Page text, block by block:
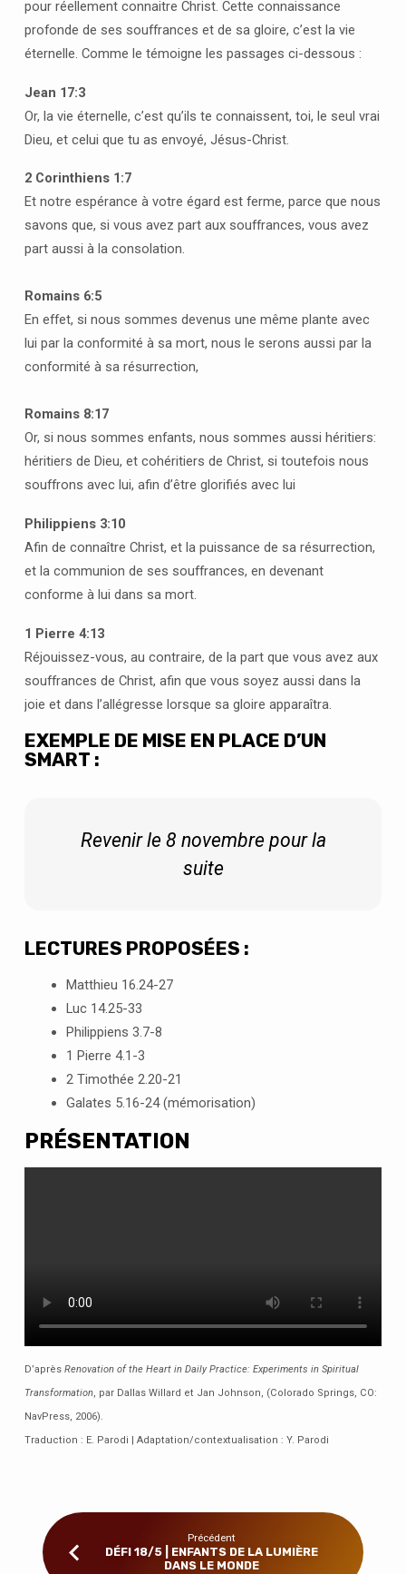
pour réellement connaitre Christ. Cette connaissance
profonde de ses souffrances et de sa gloire, c’est la vie
éternelle. Comme le témoigne les passages ci-dessous :
Jean 17:3
Or, la vie éternelle, c’est qu’ils te connaissent, toi, le seul vrai
Dieu, et celui que tu as envoyé, Jésus-Christ.
2 Corinthiens 1:7
Et notre espérance à votre égard est ferme, parce que nous
savons que, si vous avez part aux souffrances, vous avez
part aussi à la consolation.
Romains 6:5
En effet, si nous sommes devenus une même plante avec
lui par la conformité à sa mort, nous le serons aussi par la
conformité à sa résurrection,
Romains 8:17
Or, si nous sommes enfants, nous sommes aussi héritiers:
héritiers de Dieu, et cohéritiers de Christ, si toutefois nous
souffrons avec lui, afin d’être glorifiés avec lui
Philippiens 3:10
Afin de connaître Christ, et la puissance de sa résurrection,
et la communion de ses souffrances, en devenant
conforme à lui dans sa mort.
1 Pierre 4:13
Réjouissez-vous, au contraire, de la part que vous avez aux
souffrances de Christ, afin que vous soyez aussi dans la
joie et dans l’allégresse lorsque sa gloire apparaîtra.
EXEMPLE DE MISE EN PLACE D’UN
SMART :
Revenir le 8 novembre pour la
suite
LECTURES PROPOSÉES :
Matthieu 16.24-27
Luc 14.25-33
Philippiens 3.7-8
1 Pierre 4.1-3
2 Timothée 2.20-21
Galates 5.16-24 (mémorisation)
PRÉSENTATION
D’après Renovation of the Heart in Daily Practice: Experiments in Spiritual
Transformation, par Dallas Willard et Jan Johnson, (Colorado Springs, CO:
NavPress, 2006).
Traduction : E. Parodi | Adaptation/contextualisation : Y. Parodi
Précédent
DÉFI 18/5 | ENFANTS DE LA LUMIÈRE
DANS LE MONDE